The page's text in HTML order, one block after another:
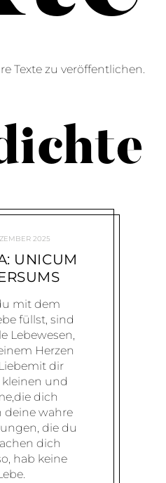
Texte zu veröffentlichen.
2025
UNICUM
mit dem
füllst, sind
Lebewesen,
Herzen
dir
und
dich
deine wahre
die du
dich
hab keine